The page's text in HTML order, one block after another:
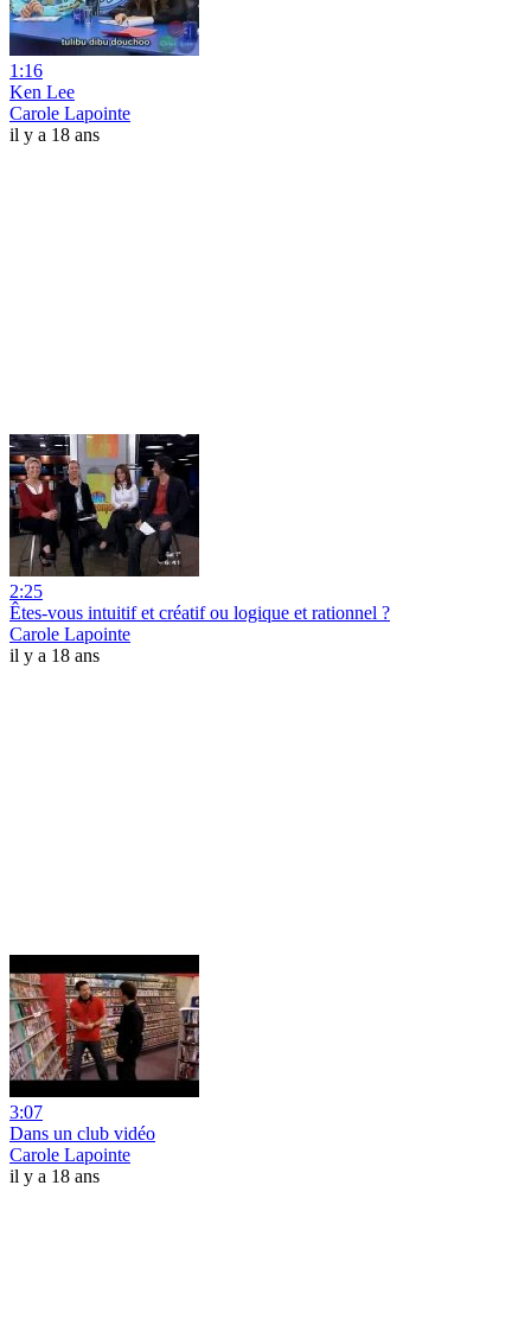
1:16
Ken Lee
Carole Lapointe
il y a 18 ans
2:25
Êtes-vous intuitif et créatif ou logique et rationnel ?
Carole Lapointe
il y a 18 ans
3:07
Dans un club vidéo
Carole Lapointe
il y a 18 ans